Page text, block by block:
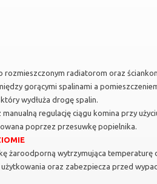
rozmieszczonym radiatorom oraz
gorącymi spalinami a
wydłuża drogę spalin.
regulację ciągu komina przy
poprzez przesuwkę popielnika.
żaroodporną wytrzymująca temperaturę
oraz zabezpiecza przed